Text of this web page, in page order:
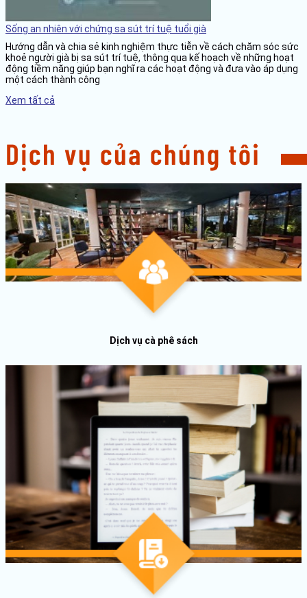
Sống an nhiên với chứng sa sút trí tuệ tuổi già
Hướng dẫn và chia sẻ kinh nghiệm thực tiễn về cách chăm sóc sức
khoẻ người già bị sa sút trí tuệ, thông qua kế hoạch về những hoạt
động tiềm năng giúp bạn nghĩ ra các hoạt động và đưa vào áp dụng
một cách thành công
Xem tất cả
Dịch vụ cà phê sách